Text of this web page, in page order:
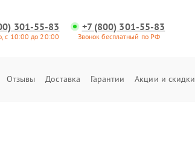
301-55-83
с 10:00 до 20:00
+7 (800) 301-55-83
Звонок бесплатный по РФ
Отзывы Доставка Гарантии Акции и скидки